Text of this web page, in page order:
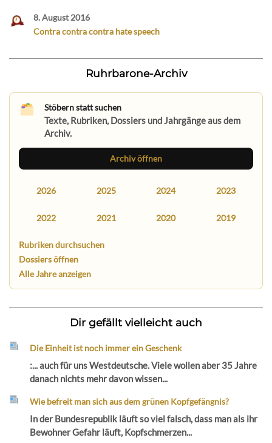
8. August 2016
Contra contra contra hate speech
Ruhrbarone-Archiv
Stöbern statt suchen
Texte, Rubriken, Dossiers und Jahrgänge aus dem
Archiv.
Archiv öffnen
2026 2025 2024 2023
2022 2021 2020 2019
Rubriken durchsuchen
Dossiers öffnen
Alle Jahre anzeigen
Dir gefällt vielleicht auch
Die Einheit ist noch immer ein Geschenk
:... auch für uns Westdeutsche. Viele wollen aber 35 Jahre
danach nichts mehr davon wissen...
Wie befreit man sich aus dem grünen Kopfgefängnis?
In der Bundesrepublik läuft so viel falsch, dass man als ihr
Bewohner Gefahr läuft, Kopfschmerzen...